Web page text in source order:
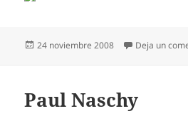
Publicado
24 noviembre 2008 Deja un
Paul Naschy